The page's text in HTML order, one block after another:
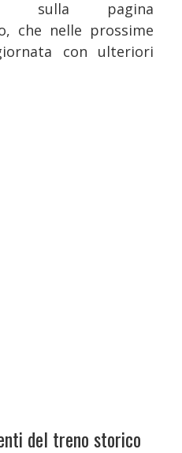
sulla pagina
che nelle prossime
con ulteriori
del treno storico